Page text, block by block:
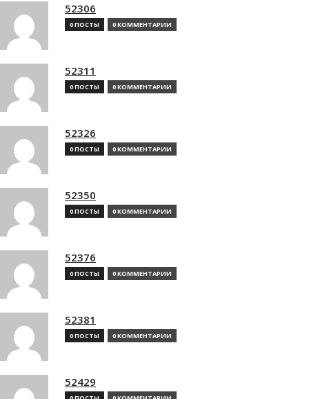
52306
0 ПОСТЫ 0 КОММЕНТАРИИ
52311
0 ПОСТЫ 0 КОММЕНТАРИИ
52326
0 ПОСТЫ 0 КОММЕНТАРИИ
52350
0 ПОСТЫ 0 КОММЕНТАРИИ
52376
0 ПОСТЫ 0 КОММЕНТАРИИ
52381
0 ПОСТЫ 0 КОММЕНТАРИИ
52429